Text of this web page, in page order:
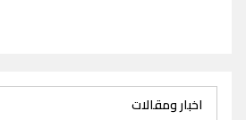
اخبار ومقالات